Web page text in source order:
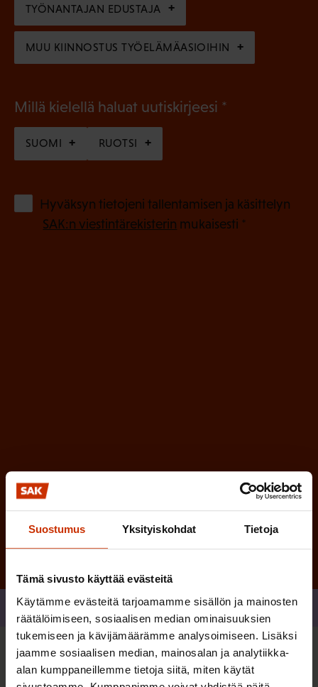
Suostumus Yksityiskohdat Tietoja
Tämä sivusto käyttää evästeitä
Käytämme evästeitä tarjoamamme sisällön ja mainosten
räätälöimiseen, sosiaalisen median ominaisuuksien
tukemiseen ja kävijämäärämme analysoimiseen. Lisäksi
jaamme sosiaalisen median, mainosalan ja analytiikka-
alan kumppaneillemme tietoja siitä, miten käytät
n
)
TYÖNANTAJAN EDUSTAJA
MUU KIINNOSTUS TYÖELÄMÄASIOIHIN
Millä kielellä haluat uutiskirjeesi
o
l
SUOMI RUOTSI
Hyväksyn tietojeni tallentamisen ja käsittelyn
SAK:n viestintärekisterin mukaisesti *
Tilaa
Jaa
Sinua saattaa myös kiinnostaa